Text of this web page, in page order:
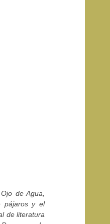
de Agua,
pájaros y el
de literatura